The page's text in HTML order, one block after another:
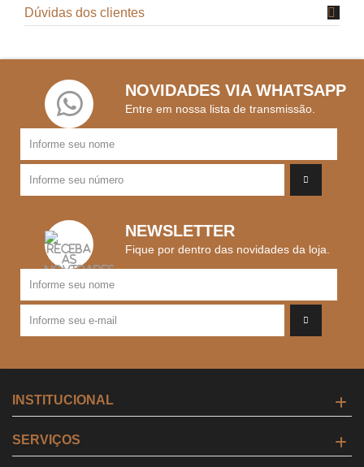
Dúvidas dos clientes
NOVIDADES VIA WHATSAPP
Entre em nossa lista de transmissão.
NEWSLETTER
Fique por dentro das novidades da loja.
INSTITUCIONAL
SERVIÇOS